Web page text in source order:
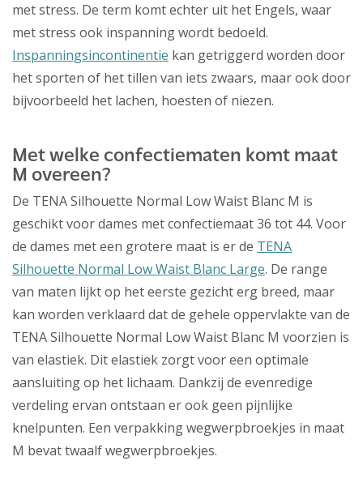
met stress. De term komt echter uit het Engels, waar
met stress ook inspanning wordt bedoeld.
Inspanningsincontinentie kan getriggerd worden door
het sporten of het tillen van iets zwaars, maar ook door
bijvoorbeeld het lachen, hoesten of niezen.
Met welke confectiematen komt maat
M overeen?
De TENA Silhouette Normal Low Waist Blanc M is
geschikt voor dames met confectiemaat 36 tot 44. Voor
de dames met een grotere maat is er de TENA
Silhouette Normal Low Waist Blanc Large. De range
van maten lijkt op het eerste gezicht erg breed, maar
kan worden verklaard dat de gehele oppervlakte van de
TENA Silhouette Normal Low Waist Blanc M voorzien is
van elastiek. Dit elastiek zorgt voor een optimale
aansluiting op het lichaam. Dankzij de evenredige
verdeling ervan ontstaan er ook geen pijnlijke
knelpunten. Een verpakking wegwerpbroekjes in maat
M bevat twaalf wegwerpbroekjes.